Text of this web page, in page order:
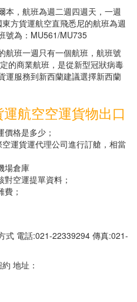
本，航班為週二週四週天，一週
方貨運航空直飛悉尼的航班為週
號為：MU561/MU735
航班一週只有一個航班，航班號
的商業航班，是從新型冠狀病毒
運服務到新西蘭建議選擇新西蘭
航空空運貨物出口
格是多少；
運貨運代理公司進行訂艙，相當
場倉庫
空運提單資料；
；
式 電話:021-22339294 傳真:021-
地址：